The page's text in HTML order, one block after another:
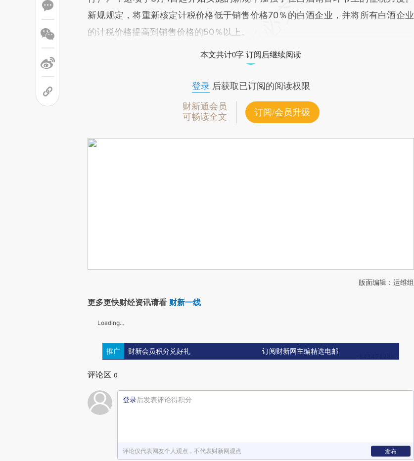
新规规定，将重新核定计税价格低于销售价格70％的白酒企业，并将所有白酒企业
的计税价格提高到销售价格的50％以上。
本文共计0字 订阅后继续阅读
登录后获取已订阅的阅读权限
财新通会员
可畅读全文
订阅/会员升级
版面编辑：运维组
更多更快财经资讯请看 财新一线
Loading...
推广 财新会员积分兑好礼 订阅财新网主编精选电邮
评论区 0
登录后发表评论得积分
评论仅代表网友个人观点，不代表财新网观点 发布